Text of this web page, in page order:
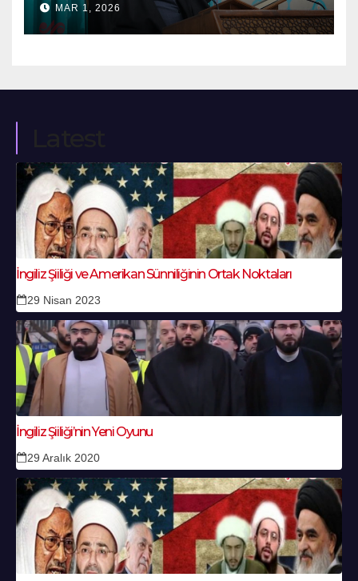
MAR 1, 2026
İngiliz Şiiliği ve Amerikan Sünniliğinin Ortak Noktaları
29 Nisan 2023
İngiliz Şiiliği’nin Yeni Oyunu
29 Aralık 2020